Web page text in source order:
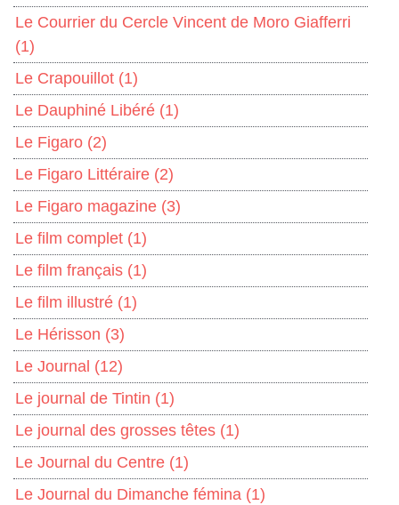
Le Courrier du Cercle Vincent de Moro Giafferri
(1)
Le Crapouillot (1)
Le Dauphiné Libéré (1)
Le Figaro (2)
Le Figaro Littéraire (2)
Le Figaro magazine (3)
Le film complet (1)
Le film français (1)
Le film illustré (1)
Le Hérisson (3)
Le Journal (12)
Le journal de Tintin (1)
Le journal des grosses têtes (1)
Le Journal du Centre (1)
Le Journal du Dimanche fémina (1)